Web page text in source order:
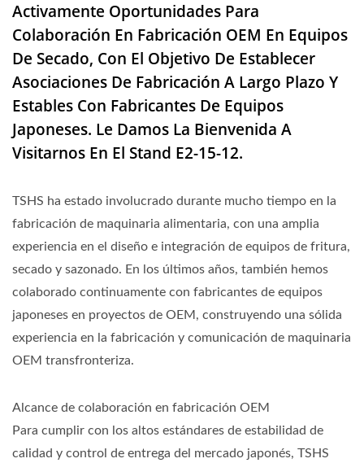
Activamente Oportunidades Para
Colaboración En Fabricación OEM En Equipos
De Secado, Con El Objetivo De Establecer
Asociaciones De Fabricación A Largo Plazo Y
Estables Con Fabricantes De Equipos
Japoneses. Le Damos La Bienvenida A
Visitarnos En El Stand E2-15-12.
TSHS ha estado involucrado durante mucho tiempo en la
fabricación de maquinaria alimentaria, con una amplia
experiencia en el diseño e integración de equipos de fritura,
secado y sazonado. En los últimos años, también hemos
colaborado continuamente con fabricantes de equipos
japoneses en proyectos de OEM, construyendo una sólida
experiencia en la fabricación y comunicación de maquinaria
OEM transfronteriza.
Alcance de colaboración en fabricación OEM
Para cumplir con los altos estándares de estabilidad de
calidad y control de entrega del mercado japonés, TSHS